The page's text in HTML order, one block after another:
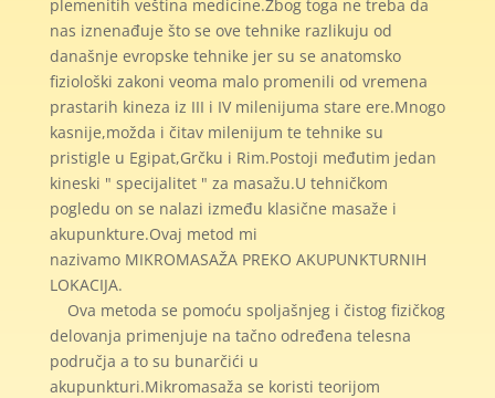
plemenitih veština medicine.Zbog toga ne treba da
nas iznenađuje što se ove tehnike razlikuju od
današnje evropske tehnike jer su se anatomsko
fiziološki zakoni veoma malo promenili od vremena
prastarih kineza iz III i IV milenijuma stare ere.Mnogo
kasnije,možda i čitav milenijum te tehnike su
pristigle u Egipat,Grčku i Rim.Postoji međutim jedan
kineski " specijalitet " za masažu.U tehničkom
pogledu on se nalazi između klasične masaže i
akupunkture.Ovaj metod mi
nazivamo MIKROMASAŽA PREKO AKUPUNKTURNIH
LOKACIJA.
Ova metoda se pomoću spoljašnjeg i čistog fizičkog
delovanja primenjuje na tačno određena telesna
područja a to su bunarčići u
akupunkturi.Mikromasaža se koristi teorijom